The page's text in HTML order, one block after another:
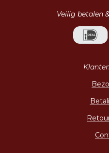
Veilig betalen